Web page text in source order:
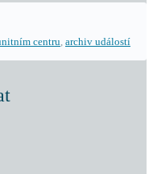
centru, archiv událostí